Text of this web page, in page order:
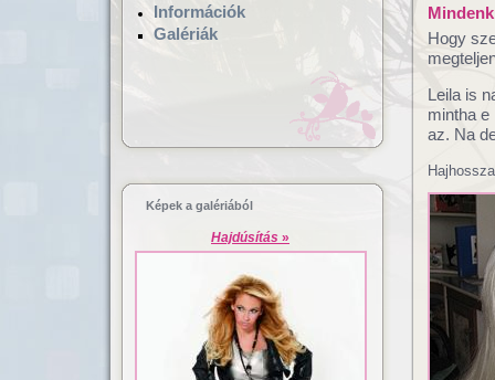
Hajgyógyászat,
Lézeres
dúsítás
Hogy
Leila is
mintha e
az. Na
Információk
Galériák
Képek a galériából
Hajdúsítás »